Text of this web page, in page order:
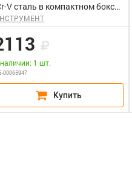
V сталь в компактном боксе
1 шт.
00065947